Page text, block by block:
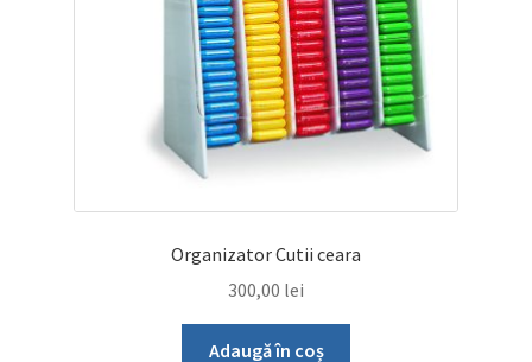
Organizator Cutii ceara
300,00 lei
Adaugă în coș